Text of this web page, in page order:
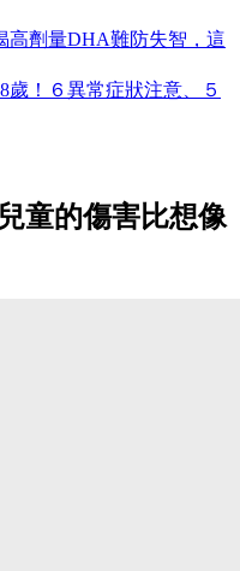
高劑量DHA難防失智，這
！６異常症狀注意、５
童的傷害比想像